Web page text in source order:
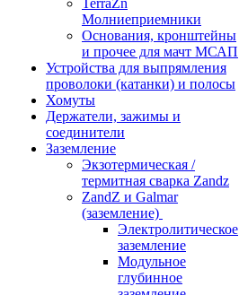
TerraZn
Молниеприемники
Основания, кронштейны
и прочее для мачт МСАП
Устройства для выпрямления
проволоки (катанки) и полосы
Хомуты
Держатели, зажимы и
соединители
Заземление
Экзотермическая /
термитная сварка Zandz
ZandZ и Galmar
(заземление)
Электролитическое
заземление
Модульное
глубинное